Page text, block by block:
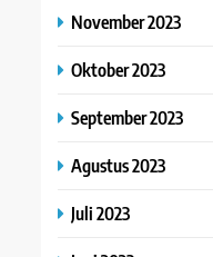
November 2023
Oktober 2023
September 2023
Agustus 2023
Juli 2023